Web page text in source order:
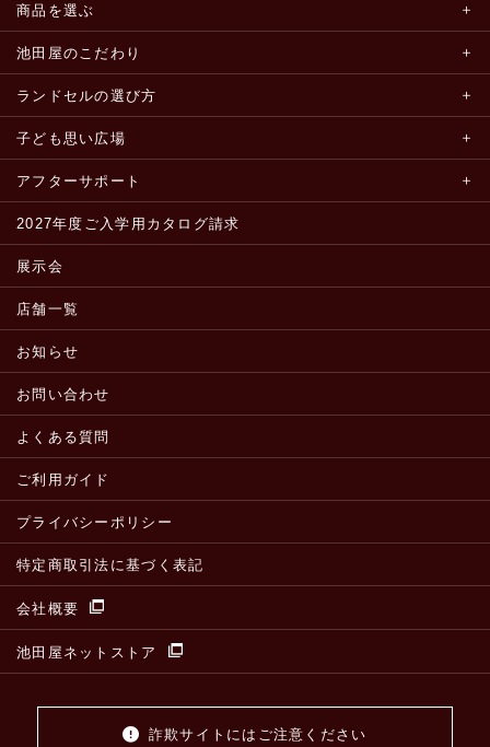
商品を選ぶ
池田屋のこだわり
ランドセルの選び方
子ども思い広場
アフターサポート
2027年度ご入学用カタログ請求
展示会
店舗一覧
お知らせ
お問い合わせ
よくある質問
ご利用ガイド
プライバシーポリシー
特定商取引法に基づく表記
会社概要
池田屋ネットストア
詐欺サイトにはご注意ください